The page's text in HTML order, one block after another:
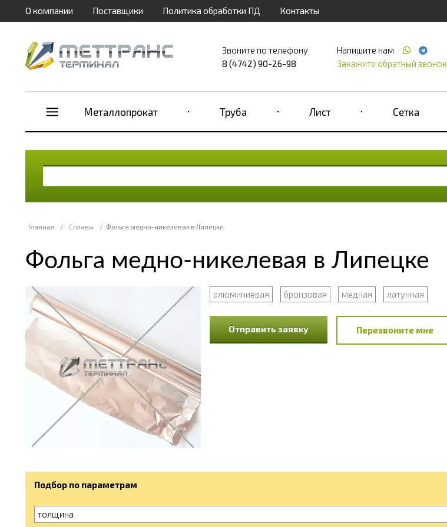
О компании Поставщики Политика обработки ПД Контакты
Звоните по телефону
8 (4742) 90-26-98
Напишите нам
Закажите обратный звонок
Металлопрокат Труба Лист Сетка
Главная / Сплавы / Фольга медно-никелевая в Липецке
Фольга медно-никелевая в Липецке
алюминиевая бронзовая медная латунная
Отправить заявку Перезвоните мне
Подбор по параметрам
толщина